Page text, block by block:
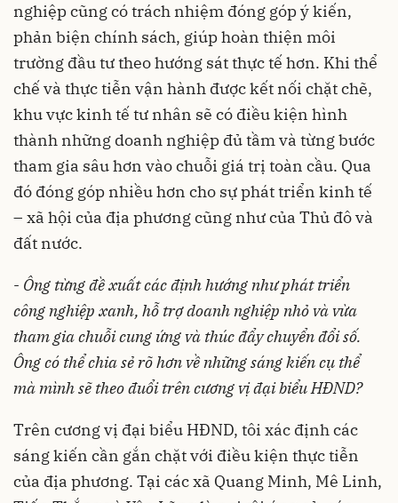
nghiệp cũng có trách nhiệm đóng góp ý kiến,
phản biện chính sách, giúp hoàn thiện môi
trường đầu tư theo hướng sát thực tế hơn. Khi thể
chế và thực tiễn vận hành được kết nối chặt chẽ,
khu vực kinh tế tư nhân sẽ có điều kiện hình
thành những doanh nghiệp đủ tầm và từng bước
tham gia sâu hơn vào chuỗi giá trị toàn cầu. Qua
đó đóng góp nhiều hơn cho sự phát triển kinh tế
– xã hội của địa phương cũng như của Thủ đô và
đất nước.
- Ông từng đề xuất các định hướng như phát triển
công nghiệp xanh, hỗ trợ doanh nghiệp nhỏ và vừa
tham gia chuỗi cung ứng và thúc đẩy chuyển đổi số.
Ông có thể chia sẻ rõ hơn về những sáng kiến cụ thể
mà mình sẽ theo đuổi trên cương vị đại biểu HĐND?
Trên cương vị đại biểu HĐND, tôi xác định các
sáng kiến cần gắn chặt với điều kiện thực tiễn
của địa phương. Tại các xã Quang Minh, Mê Linh,